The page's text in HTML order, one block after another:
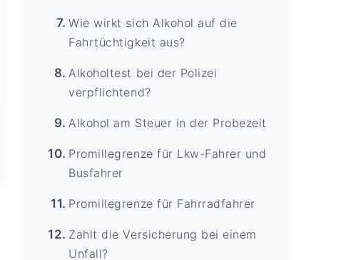
Wie wirkt sich Alkohol auf die
Fahrtüchtigkeit aus?
Alkoholtest bei der Polizei
verpflichtend?
Alkohol am Steuer in der Probezeit
Promillegrenze für Lkw-Fahrer und
Busfahrer
Promillegrenze für Fahrradfahrer
Zahlt die Versicherung bei einem
Unfall?